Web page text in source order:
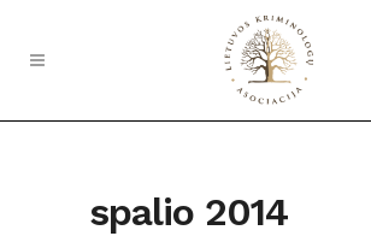
spalio 2014